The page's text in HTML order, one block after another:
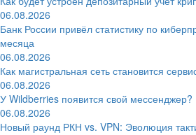
06.08.2026
Банк России привёл статистику по
месяца
06.08.2026
Как магистральная сеть становится
06.08.2026
У Wildberries появится свой мессенджер?
06.08.2026
Новый раунд РКН vs. VPN: Эволюция